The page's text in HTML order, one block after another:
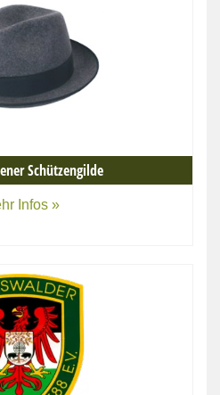
Schützengilde
Infos »